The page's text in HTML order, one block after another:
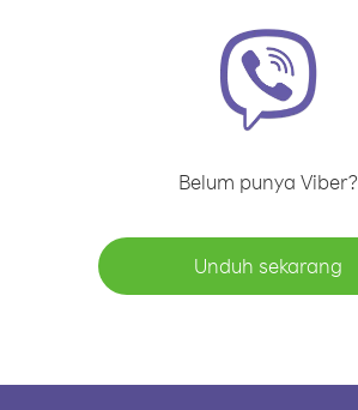
Belum punya Viber?
Unduh sekarang